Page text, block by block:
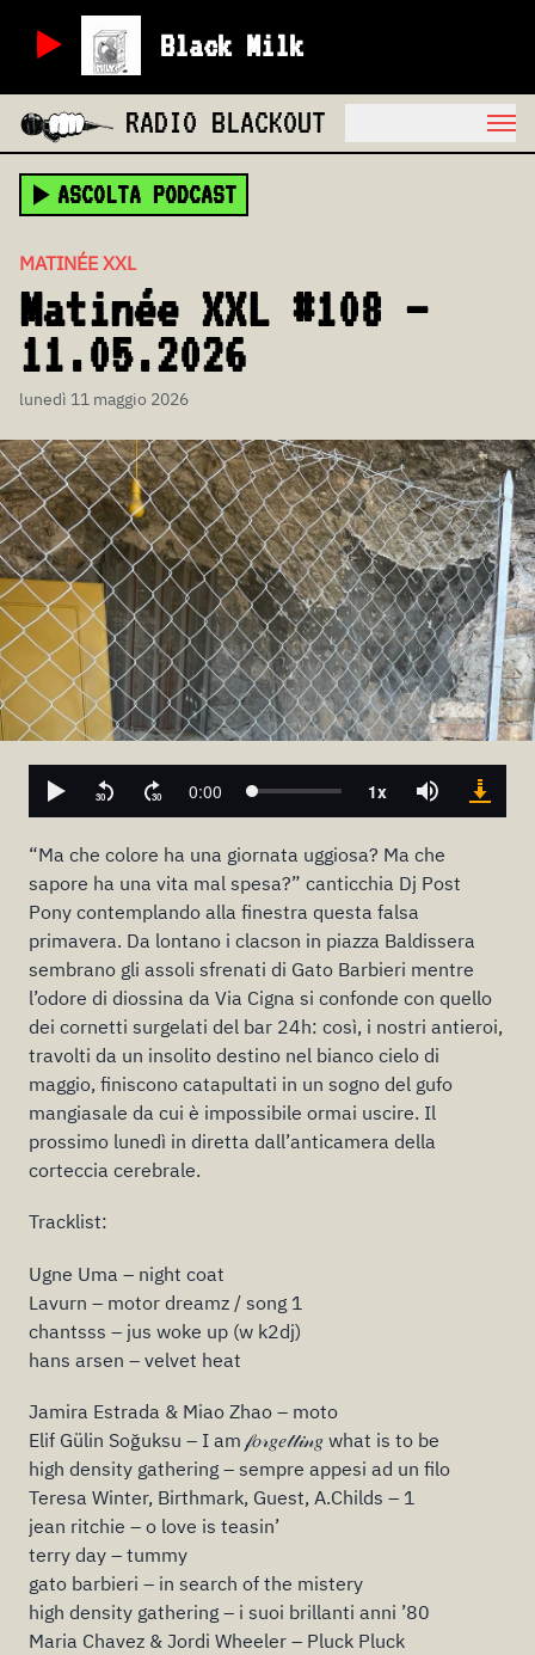
Black Milk
RADIO BLACKOUT
ASCOLTA PODCAST
MATINÉE XXL
Matinée XXL #108 –
11.05.2026
lunedì 11 maggio 2026
“Ma che colore ha una giornata uggiosa? Ma che
sapore ha una vita mal spesa?” canticchia Dj Post
Pony contemplando alla finestra questa falsa
primavera. Da lontano i clacson in piazza Baldissera
sembrano gli assoli sfrenati di Gato Barbieri mentre
l’odore di diossina da Via Cigna si confonde con quello
dei cornetti surgelati del bar 24h: così, i nostri antieroi,
travolti da un insolito destino nel bianco cielo di
maggio, finiscono catapultati in un sogno del gufo
mangiasale da cui è impossibile ormai uscire. Il
prossimo lunedì in diretta dall’anticamera della
corteccia cerebrale.
Tracklist:
Ugne Uma – night coat
Lavurn – motor dreamz / song 1
chantsss – jus woke up (w k2dj)
hans arsen – velvet heat
Jamira Estrada & Miao Zhao – moto
Elif Gülin Soğuksu – I am 𝒻𝑜𝓇𝑔𝑒𝓉𝓉𝒾𝓃𝑔 what is to be
high density gathering – sempre appesi ad un filo
Teresa Winter, Birthmark, Guest, A.Childs – 1
jean ritchie – o love is teasin’
terry day – tummy
gato barbieri – in search of the mistery
high density gathering – i suoi brillanti anni ’80
Maria Chavez & Jordi Wheeler – Pluck Pluck